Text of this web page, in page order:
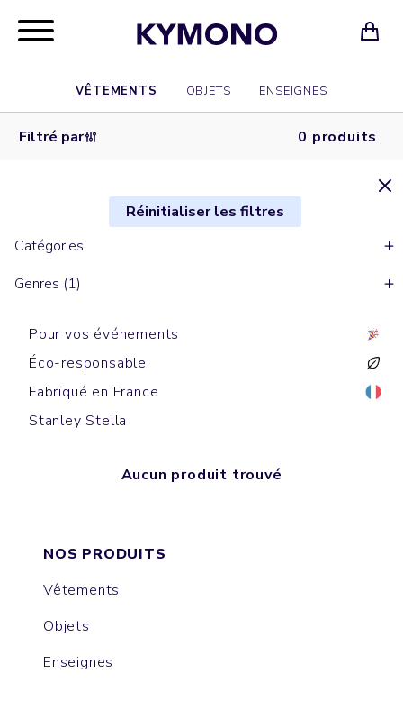
VÊTEMENTS OBJETS ENSEIGNES
Filtré par 0 produits
Réinitialiser les filtres
Catégories
Genres (1)
Pour vos événements
Éco-responsable
Fabriqué en France
Stanley Stella
Aucun produit trouvé
NOS PRODUITS
Vêtements
Objets
Enseignes